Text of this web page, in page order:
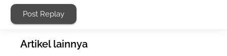
Post Replay
Artikel lainnya